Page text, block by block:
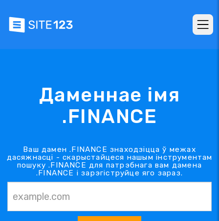
Даменнае імя
.FINANCE
Ваш дамен .FINANCE знаходзіцца ў межах
дасяжнасці - скарыстайцеся нашым інструментам
пошуку .FINANCE для патрэбнага вам дамена
.FINANCE і зарэгіструйце яго зараз.